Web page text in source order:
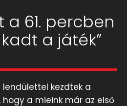
a 61. percben
a játék”
kezdtek a
hogy a mieink már az első